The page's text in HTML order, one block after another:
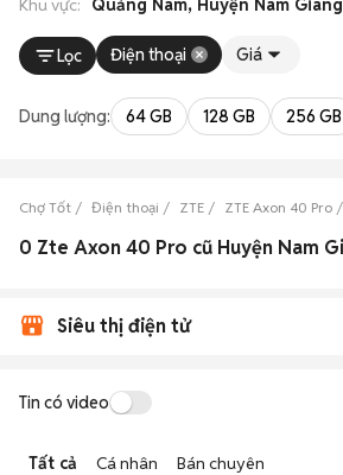
Khu vực: Quảng Nam, Huyện Nam Giang
Lọc Điện thoại Giá
Dung lượng: 64 GB 128 GB 256 GB
Chợ Tốt Điện thoại ZTE ZTE Axon 40 Pro
Siêu thị điện tử
Tin có video
Tất cả Cá nhân Bán chuyên